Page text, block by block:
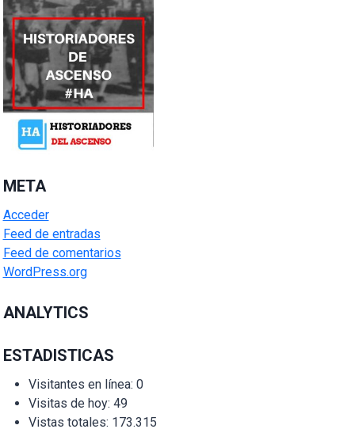
META
Acceder
Feed de entradas
Feed de comentarios
WordPress.org
ANALYTICS
ESTADISTICAS
Visitantes en línea: 0
Visitas de hoy: 49
Vistas totales: 173.315